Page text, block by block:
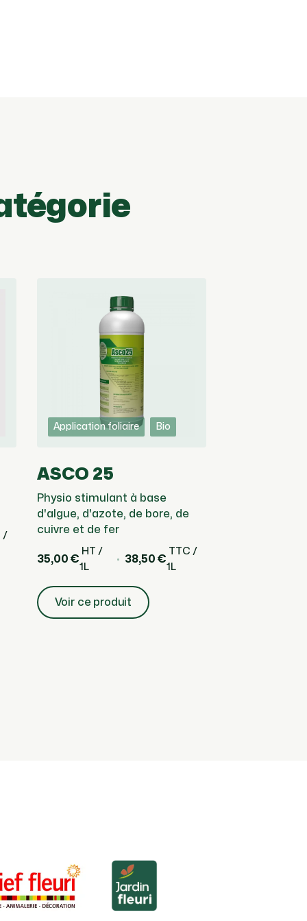
/
Application foliaire Bio
ASCO 25
Physio stimulant à base
d'algue, d'azote, de bore, de
cuivre et de fer
35,00 €
HT /
1L
38,50 €
TTC /
1L
Voir ce produit